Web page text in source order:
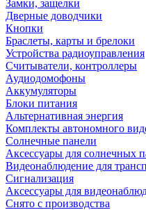
Замки, защелки
Дверные доводчики
Кнопки
Браслеты, карты и брелоки
Устройства радиоуправления
Считыватели, контроллеры
Аудиодомофоны
Аккумуляторы
Блоки питания
Альтернативная энергия
Комплекты автономного
Солнечные панели
Аксессуары для солнечных
Видеонаблюдение для
Сигнализация
Аксессуары для
Снято с производства